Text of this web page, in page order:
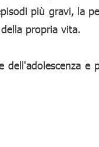
più gravi, la
propria vita.
e